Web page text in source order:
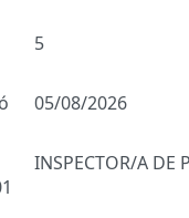
5
05/08/2026
INSPECTOR/A DE